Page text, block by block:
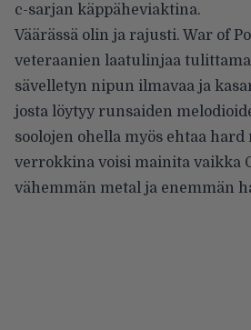
c-sarjan käppäheviaktina.
Väärässä olin ja rajusti. War of
veteraanien laatulinjaa
sävelletyn nipun ilmavaa ja
josta löytyy runsaiden
soolojen ohella myös ehtaa
verrokkina voisi mainita vaikka
vähemmän metal ja enemmän